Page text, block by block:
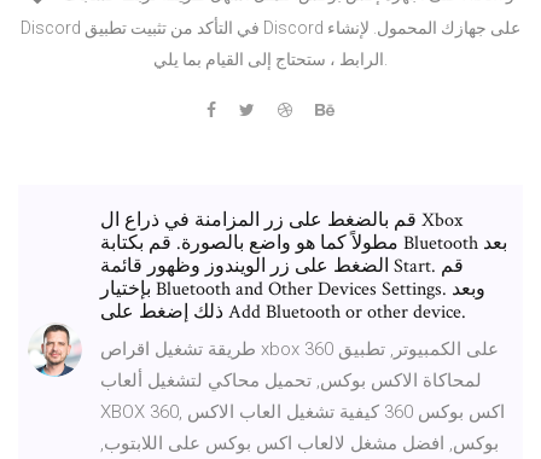
Discord في التأكد من تثبيت تطبيق Discord على جهازك المحمول. لإنشاء
قم بالضغط على زر المزامنة في ذراع ال Xbox
مطولاً كما هو واضع بالصورة. قم بكتابة Bluetooth بعد
الضغط على زر الويندوز وظهور قائمة Start. قم
بإختيار Bluetooth and Other Devices Settings. وبعد
ذلك إضغط على Add Bluetooth or other device.
طريقة تشغيل اقراص xbox 360 على الكمبيوتر, تطبيق
لمحاكاة الاكس بوكس, تحميل محاكي لتشغيل ألعاب
XBOX 360, اكس بوكس 360 كيفية تشغيل العاب الاكس
بوكس, افضل مشغل لالعاب اكس بوكس على اللابتوب,